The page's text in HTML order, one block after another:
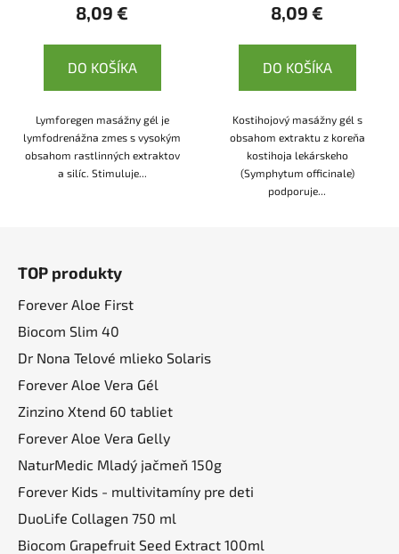
8,09 €
DO KOŠÍKA
Lymforegen masážny gél je
lymfodrenážna zmes s vysokým
obsahom rastlinných extraktov
a silíc. Stimuluje...
8,09 €
DO KOŠÍKA
Kostihojový masážny gél s
obsahom extraktu z koreňa
kostihoja lekárskeho
(Symphytum officinale)
podporuje...
TOP produkty
Forever Aloe First
Biocom Slim 40
Dr Nona Telové mlieko Solaris
Forever Aloe Vera Gél
Zinzino Xtend 60 tabliet
Forever Aloe Vera Gelly
NaturMedic Mladý jačmeň 150g
Forever Kids - multivitamíny pre deti
DuoLife Collagen 750 ml
Biocom Grapefruit Seed Extract 100ml